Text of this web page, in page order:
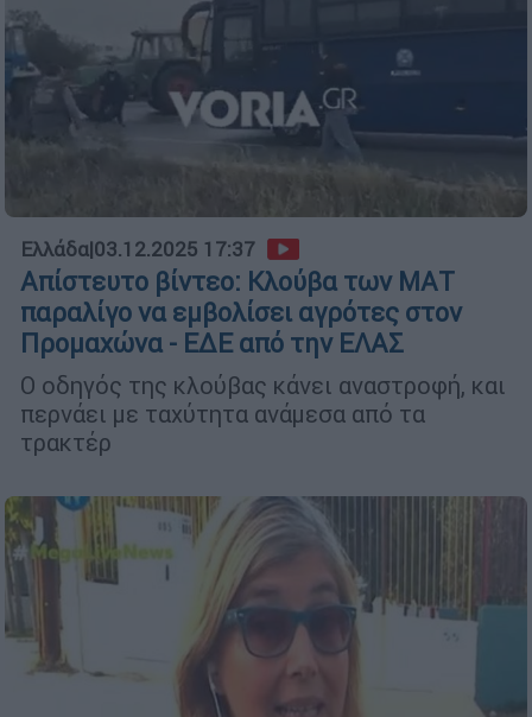
Ελλάδα|03.12.2025 17:37
Απίστευτο βίντεο: Κλούβα των ΜΑΤ
παραλίγο να εμβολίσει αγρότες στον
Προμαχώνα - ΕΔΕ από την ΕΛΑΣ
Ο οδηγός της κλούβας κάνει αναστροφή, και
περνάει με ταχύτητα ανάμεσα από τα
τρακτέρ